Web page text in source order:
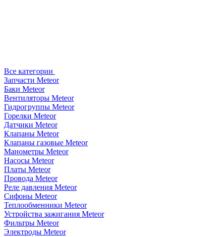
Все категории
Запчасти Meteor
Баки Meteor
Вентиляторы Meteor
Гидрогруппы Meteor
Горелки Meteor
Датчики Meteor
Клапаны Meteor
Клапаны газовые Meteor
Манометры Meteor
Насосы Meteor
Платы Meteor
Провода Meteor
Реле давления Meteor
Сифоны Meteor
Теплообменники Meteor
Устройства зажигания Meteor
Фильтры Meteor
Электроды Meteor